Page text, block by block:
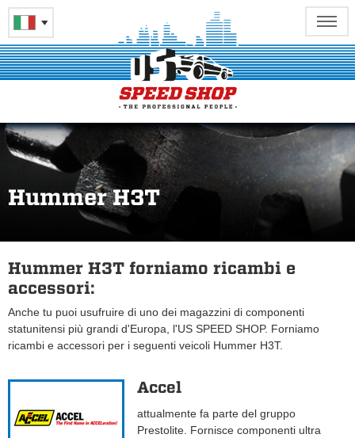
Hummer H3T
Hummer H3T forniamo ricambi e
accessori:
Anche tu puoi usufruire di uno dei magazzini di componenti
statunitensi più grandi d'Europa, l'US SPEED SHOP. Forniamo
ricambi e accessori per i seguenti veicoli Hummer H3T.
Accel
attualmente fa parte del gruppo
Prestolite. Fornisce componenti ultra